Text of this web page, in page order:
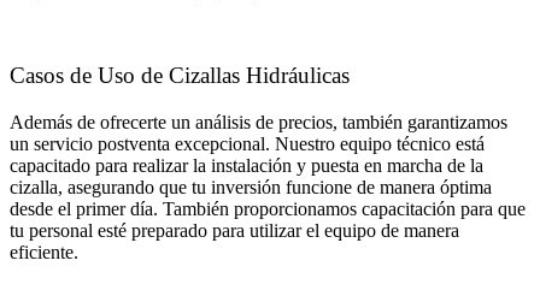
Casos de Uso de Cizallas Hidráulicas
Además de ofrecerte un análisis de precios, también garantizamos
un servicio postventa excepcional. Nuestro equipo técnico está
capacitado para realizar la instalación y puesta en marcha de la
cizalla, asegurando que tu inversión funcione de manera óptima
desde el primer día. También proporcionamos capacitación para que
tu personal esté preparado para utilizar el equipo de manera
eficiente.